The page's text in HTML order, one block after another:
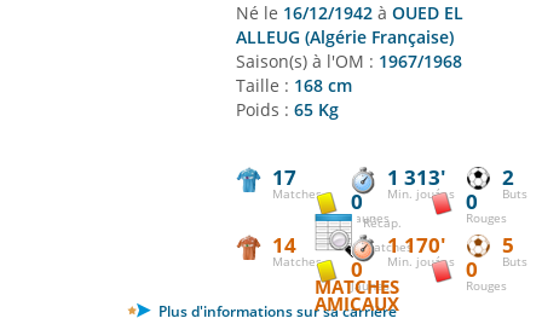
Né le 16/12/1942 à OUED EL
ALLEUG (Algérie Française)
Saison(s) à l'OM : 1967/1968
Taille : 168 cm
Poids : 65 Kg
17
Matches
1 313'
Min. jouées
2
Buts
0
Jaunes
0
Rouges
Récap.
matches
14
Matches
1 170'
Min. jouées
5
Buts
0
Jaunes
0
Rouges
MATCHES
AMICAUX
Plus d'informations sur sa carrière